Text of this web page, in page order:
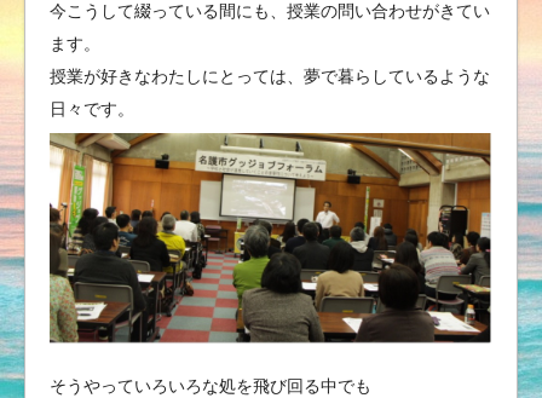
今こうして綴っている間にも、授業の問い合わせがきてい
ます。
授業が好きなわたしにとっては、夢で暮らしているような
日々です。
そうやっていろいろな処を飛び回る中でも